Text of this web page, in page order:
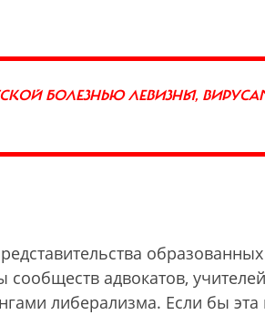
БОЛЕЗНЬЮ ЛЕВИЗНЫ,
адвокатов,
либерализма. Если бы эта